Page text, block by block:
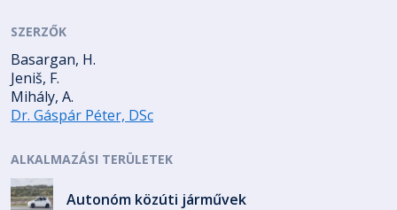
SZERZŐK
Basargan, H.
Jeniš, F.
Mihály, A.
Dr. Gáspár Péter, DSc
ALKALMAZÁSI TERÜLETEK
Autonóm közúti járművek